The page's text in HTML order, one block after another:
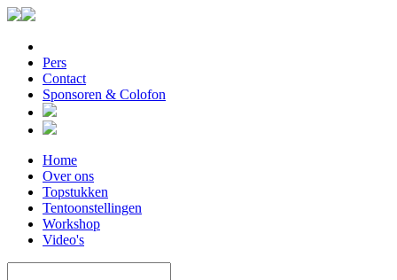
Pers
Contact
Sponsoren & Colofon
Home
Over ons
Topstukken
Tentoonstellingen
Workshop
Video's